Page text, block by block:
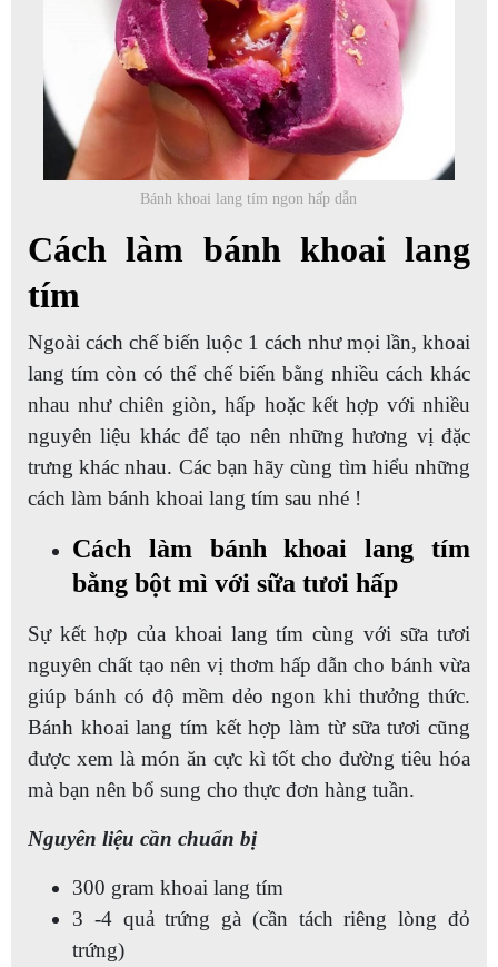
Bánh khoai lang tím ngon hấp dẫn
Cách làm bánh khoai lang
tím
Ngoài cách chế biến luộc 1 cách như mọi lần, khoai
lang tím còn có thể chế biến bằng nhiều cách khác
nhau như chiên giòn, hấp hoặc kết hợp với nhiều
nguyên liệu khác để tạo nên những hương vị đặc
trưng khác nhau. Các bạn hãy cùng tìm hiểu những
cách làm bánh khoai lang tím sau nhé !
Cách làm bánh khoai lang tím
bằng bột mì với sữa tươi hấp
Sự kết hợp của khoai lang tím cùng với sữa tươi
nguyên chất tạo nên vị thơm hấp dẫn cho bánh vừa
giúp bánh có độ mềm dẻo ngon khi thưởng thức.
Bánh khoai lang tím kết hợp làm từ sữa tươi cũng
được xem là món ăn cực kì tốt cho đường tiêu hóa
mà bạn nên bổ sung cho thực đơn hàng tuần.
Nguyên liệu cần chuẩn bị
300 gram khoai lang tím
3 -4 quả trứng gà (cần tách riêng lòng đỏ
trứng)